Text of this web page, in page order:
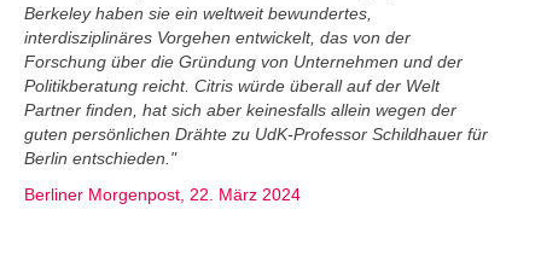
Berkeley haben sie ein weltweit bewundertes,
interdisziplinäres Vorgehen entwickelt, das von der
Forschung über die Gründung von Unternehmen und der
Politikberatung reicht. Citris würde überall auf der Welt
Partner finden, hat sich aber keinesfalls allein wegen der
guten persönlichen Drähte zu UdK-Professor Schildhauer für
Berlin entschieden."
Berliner Morgenpost, 22. März 2024